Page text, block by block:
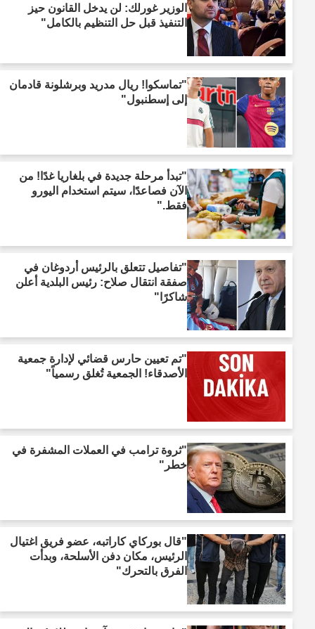
الوزير غورلك: لن يدخل القانون حيز
التنفيذ قبل حل التنظيم بالكامل"
"تماسكوا! ريال مدريد وبرشلونة قادمان
إلى إسطنبول"
"تبدأ مرحلة جديدة في بلغاريا غدًا! من
الآن فصاعدًا، سيتم استخدام اليورو
فقط."
"تفاصيل تتعلق بالرئيس أردوغان في
صفقة انتقال صلاح: رئيس البلدية أعلن
شاكرًا"
"تم تعيين حارس قضائي لإدارة جمعية
الأصدقاء! الجمعية تُغلق رسمياً"
"ثروة ترامب في العملات المشفرة في
خطر"
"قال بوركاي كاراتبه، عضو فريق اغتيال
الرئيس، مكان دفن الأسلحة، وبدأت
الفرق بالتحرك"